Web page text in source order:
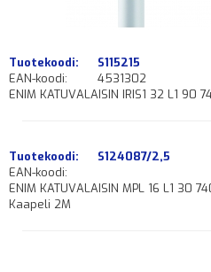
Tuotekoodi:
S115215
EAN-koodi:
4531302
ENIM KATUVALAISIN IRIS1 32 L1 90
Tuotekoodi:
S124087/2,5
EAN-koodi:
ENIM KATUVALAISIN MPL 16 L1 30
Kaapeli 2M